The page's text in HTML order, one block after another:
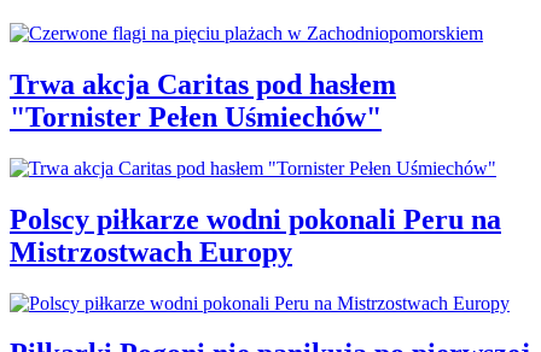
Trwa akcja Caritas pod hasłem
"Tornister Pełen Uśmiechów"
Polscy piłkarze wodni pokonali Peru na
Mistrzostwach Europy